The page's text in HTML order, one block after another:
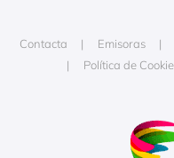
Contacta Emisoras
Política de